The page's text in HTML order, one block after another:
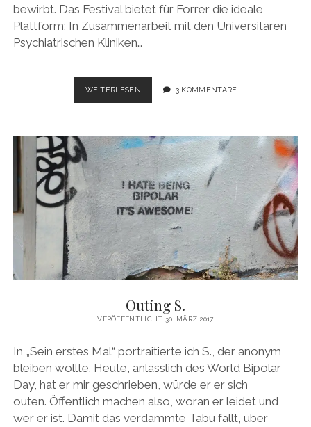
bewirbt. Das Festival bietet für Forrer die ideale
Plattform: In Zusammenarbeit mit den Universitären
Psychiatrischen Kliniken…
WEITERLESEN VERSTAUCHTE
SEELE
3 KOMMENTARE
Outing S.
VERÖFFENTLICHT 30. MÄRZ 2017
In „Sein erstes Mal“ portraitierte ich S., der anonym
bleiben wollte. Heute, anlässlich des World Bipolar
Day, hat er mir geschrieben, würde er er sich
outen. Öffentlich machen also, woran er leidet und
wer er ist. Damit das verdammte Tabu fällt, über